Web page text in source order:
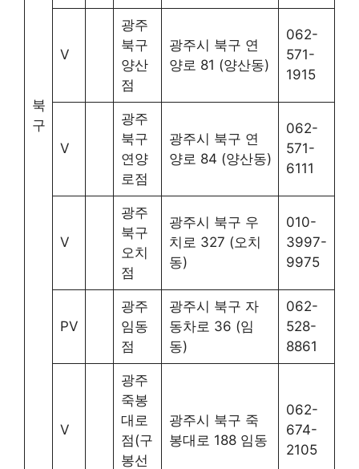
북
구
V
광주
북구
양산
점
광주시 북구 연
양로 81 (양산동)
062-
571-
1915
V
광주
북구
연양
로점
광주시 북구 연
양로 84 (양산동)
062-
571-
6111
V
광주
북구
오치
점
광주시 북구 우
치로 327 (오치
동)
010-
3997-
9975
PV
광주
임동
점
광주시 북구 자
동차로 36 (임
동)
062-
528-
8861
V
광주
죽봉
대로
점(구
봉선
광주시 북구 죽
봉대로 188 임동
062-
674-
2105